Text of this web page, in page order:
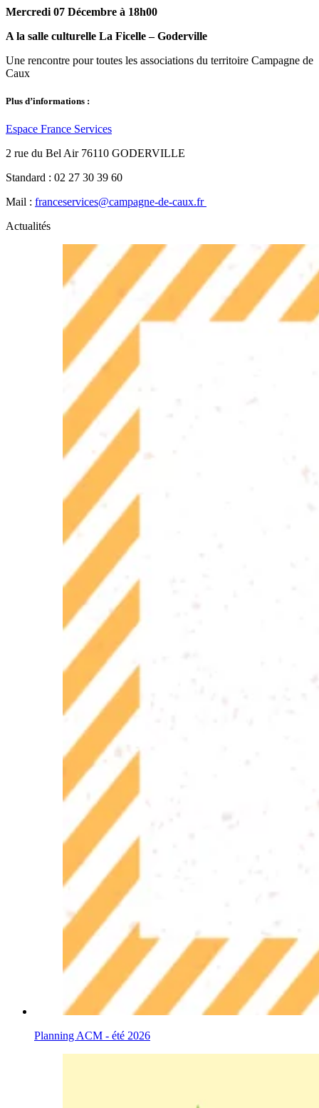
Mercredi 07 Décembre à 18h00
A la salle culturelle La Ficelle – Goderville
Une rencontre pour toutes les associations du territoire Campagne de
Caux
Plus d’informations :
Espace France Services
2 rue du Bel Air 76110 GODERVILLE
Standard : 02 27 30 39 60
Mail : franceservices@campagne-de-caux.fr
Actualités
Planning ACM - été 2026